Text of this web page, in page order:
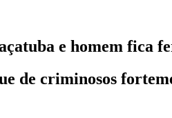
e homem fica
de criminosos